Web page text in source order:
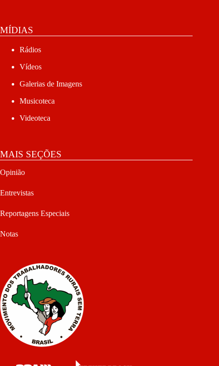
MÍDIAS
Rádios
Vídeos
Galerias de Imagens
Musicoteca
Videoteca
MAIS SEÇÕES
Opinião
Entrevistas
Reportagens Especiais
Notas